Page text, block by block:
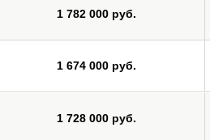
1 782 000 руб.
1 674 000 руб.
1 728 000 руб.